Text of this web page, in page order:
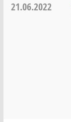
21.06.2022